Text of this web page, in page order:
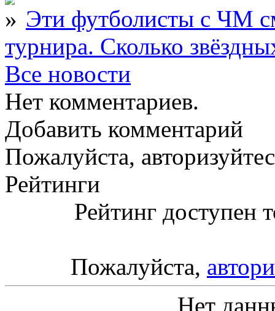
Эти футболисты с ЧМ
турнира. Сколько
Все новости
Нет комментариев.
Добавить комментарий
Пожалуйста,
Рейтинги
Рейтинг доступен
Пожалуйста,
Нет